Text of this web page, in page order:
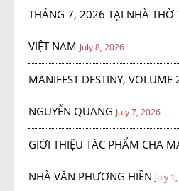
THÁNG 7, 2026 TẠI NHÀ THỜ
VIỆT NAM July 8, 2026
MANIFEST DESTINY, VOLUME
NGUYỄN QUANG July 7, 2026
GIỚI THIỆU TÁC PHẨM CHA
NHÀ VĂN PHƯƠNG HIỀN July